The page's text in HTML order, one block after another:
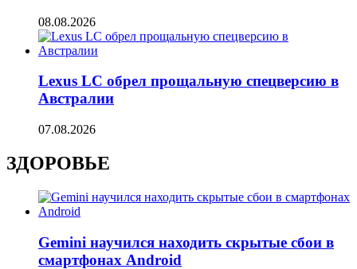
08.08.2026
Lexus LC обрел прощальную спецверсию в
Австралии
07.08.2026
ЗДОРОВЬЕ
Gemini научился находить скрытые сбои в
смартфонах Android